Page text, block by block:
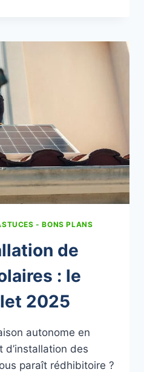
- BONS PLANS
de
: le
2025
autonome en
d’installation des
paraît rédhibitoire ?